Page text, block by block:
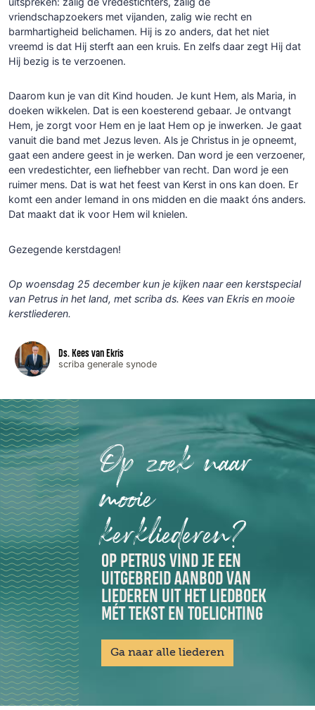
vriendschapzoekers met vijanden, zalig wie recht en
barmhartigheid belichamen. Hij is zo anders, dat het niet
vreemd is dat Hij sterft aan een kruis. En zelfs daar zegt Hij dat
Hij bezig is te verzoenen.
Daarom kun je van dit Kind houden. Je kunt Hem, als Maria, in
doeken wikkelen. Dat is een koesterend gebaar. Je ontvangt
Hem, je zorgt voor Hem en je laat Hem op je inwerken. Je gaat
vanuit die band met Jezus leven. Als je Christus in je opneemt,
gaat een andere geest in je werken. Dan word je een verzoener,
een vredestichter, een liefhebber van recht. Dan word je een
ruimer mens. Dat is wat het feest van Kerst in ons kan doen. Er
komt een ander Iemand in ons midden en die maakt óns anders.
Dat maakt dat ik voor Hem wil knielen.
Gezegende kerstdagen!
Op woensdag 25 december kun je kijken naar een kerstspecial
van Petrus in het land, met scriba ds. Kees van Ekris en mooie
kerstliederen.
Ds. Kees van Ekris
scriba generale synode
Op zoek naar
mooie
kerkliederen?
OP PETRUS VIND JE EEN
UITGEBREID AANBOD VAN
LIEDEREN UIT HET LIEDBOEK
MÉT TEKST EN TOELICHTING
Ga naar alle liederen